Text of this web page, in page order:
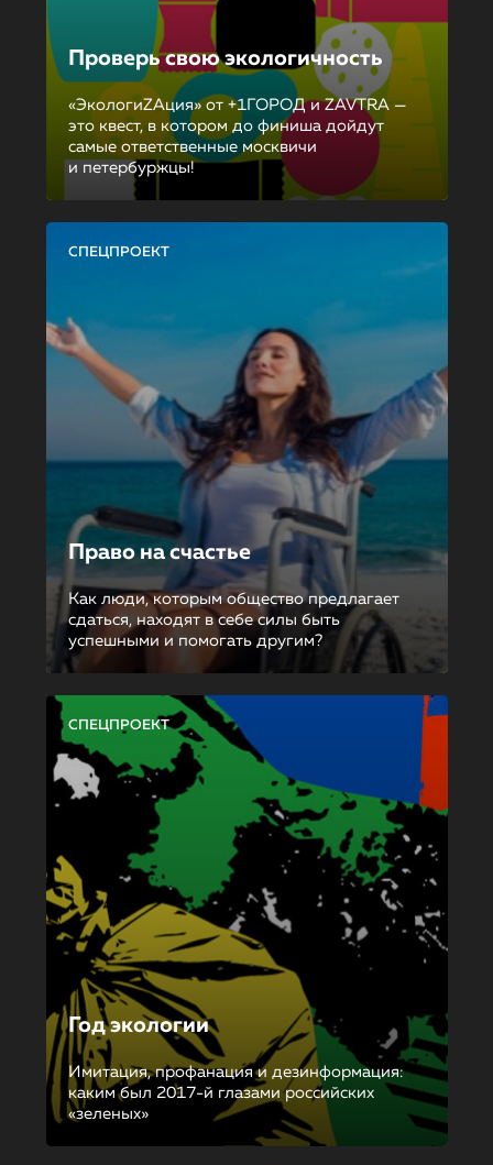
Проверь свою экологичность
«ЭкологиZAция» от +1ГОРОД и ZAVTRA —
это квест, в котором до финиша дойдут
самые ответственные москвичи
и петербуржцы!
СПЕЦПРОЕКТ
Право на счастье
Как люди, которым общество предлагает
сдаться, находят в себе силы быть
успешными и помогать другим?
СПЕЦПРОЕКТ
Год экологии
Имитация, профанация и дезинформация:
каким был 2017-й глазами российских
«зеленых»